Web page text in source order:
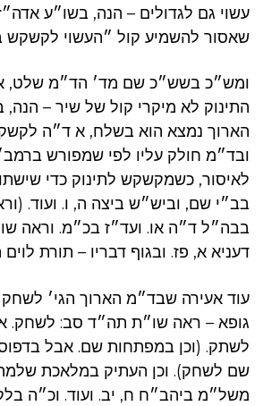
עשוי גם לגדולים – הנה, בשו״ע
שאסור להשמיע קול ״העשוי לקשקש
ומש״כ בשש״כ שם מד׳ הד״מ שלט,
התינוק לא מיקרי קול של שיר –
הארוך נמצא הוא בשלח, א ד״ה
ובד״מ חולק עליו לפי שמפורש
לאיסור, כשמקשקש לתינוק כדי
בב״י שם, וביש״ש ביצה ה, ו. ועוד.
בבה״ל ד״ה או. ועד״ז בכ״מ. וראה
דעניא א, פז. ובגוף דבריו – תורת
עוד אעירה שבד״מ הארוך הגי׳ לשחק
גופא – ראה שו״ת תה״ד סב: לשחק.
לשתק. (וכן במפתחות שם. אבל
שם לשחק). וכן העתיק במלאכת שלמה